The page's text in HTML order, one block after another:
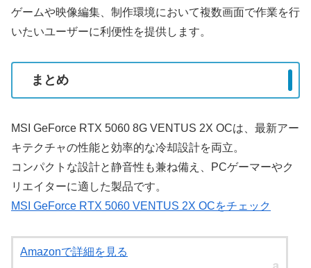
ゲームや映像編集、制作環境において複数画面で作業を行
いたいユーザーに利便性を提供します。
まとめ
MSI GeForce RTX 5060 8G VENTUS 2X OCは、最新アー
キテクチャの性能と効率的な冷却設計を両立。
コンパクトな設計と静音性も兼ね備え、PCゲーマーやク
リエイターに適した製品です。
MSI GeForce RTX 5060 VENTUS 2X OCをチェック
Amazonで詳細を見る